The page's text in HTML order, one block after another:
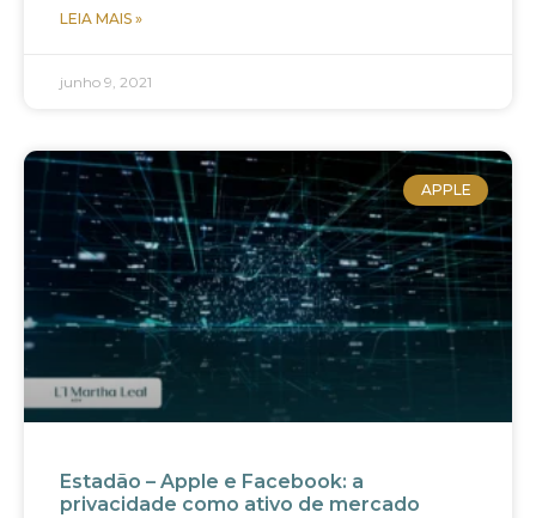
LEIA MAIS »
junho 9, 2021
APPLE
Estadão – Apple e Facebook: a
privacidade como ativo de mercado